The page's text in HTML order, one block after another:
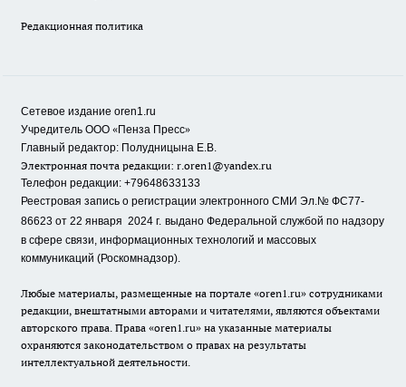
Редакционная политика
Сетевое издание oren1.ru
Учредитель ООО «Пенза Пресс»
Главный редактор: Полудницына Е.В.
Электронная почта редакции: r.oren1@yandex.ru
Телефон редакции: +79648633133
Реестровая запись о регистрации электронного СМИ Эл.№ ФС77-
86623 от 22 января 2024 г. выдано Федеральной службой по надзору
в сфере связи, информационных технологий и массовых
коммуникаций (Роскомнадзор).
Любые материалы, размещенные на портале «oren1.ru» сотрудниками
редакции, внештатными авторами и читателями, являются объектами
авторского права. Права «oren1.ru» на указанные материалы
охраняются законодательством о правах на результаты
интеллектуальной деятельности.